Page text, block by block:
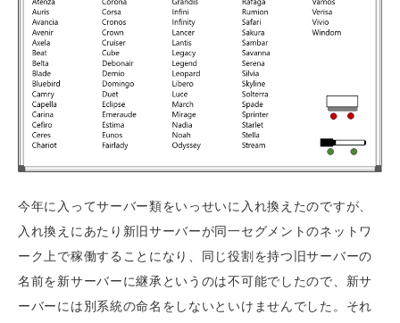
今年に入ってサーバー類をいっせいに入れ換えたのですが、
入れ換えにあたり新旧サーバーが同一セグメントのネットワ
ーク上で稼働することになり、同じ役割を持つ旧サーバーの
名前を新サーバーに継承というのは不可能でしたので、新サ
ーバーには別系統の命名をしないといけませんでした。それ